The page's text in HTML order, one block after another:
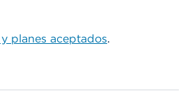
planes aceptados.